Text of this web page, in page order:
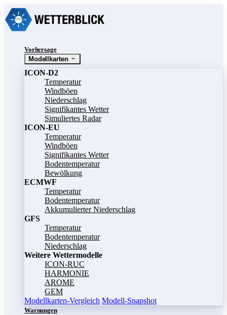
Vorhersage
Modellkarten
ICON-D2
Temperatur
Windböen
Niederschlag
Signifikantes Wetter
Simuliertes Radar
ICON-EU
Temperatur
Windböen
Signifikantes Wetter
Bodentemperatur
Bewölkung
ECMWF
Temperatur
Bodentemperatur
Akkumulierter Niederschlag
GFS
Temperatur
Bodentemperatur
Niederschlag
Weitere Wettermodelle
ICON-RUC
HARMONIE
AROME
GEM
Modellkarten-Vergleich Modell-Snapshot
Warnungen